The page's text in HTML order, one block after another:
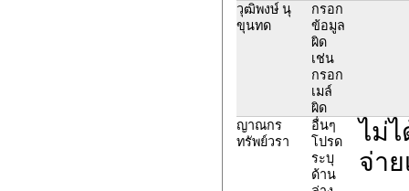
วุฒิพงษ์ นุ
ขุนทด
กรอก
ข้อมูล
ผิด
เช่น
กรอก
เมล์
ผิด
ญาณกร
ทรัพย์วรา
อื่นๆ
โปรด
ระบุ
ด้าน
ไม่
จ่าย